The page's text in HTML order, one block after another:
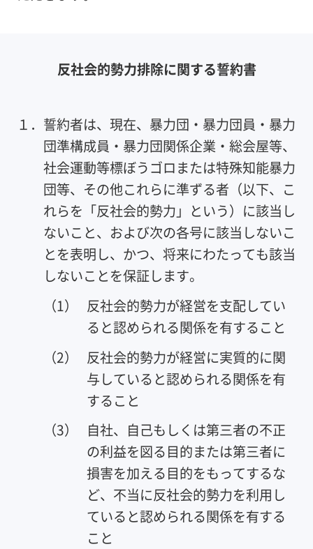
反社会的勢力排除に関する誓約書
１． 誓約者は、現在、暴力団・暴力団員・暴力
団準構成員・暴力団関係企業・総会屋等、
社会運動等標ぼうゴロまたは特殊知能暴力
団等、その他これらに準ずる者（以下、こ
れらを「反社会的勢力」という）に該当し
ないこと、および次の各号に該当しないこ
とを表明し、かつ、将来にわたっても該当
しないことを保証します。
（1）
反社会的勢力が経営を支配してい
ると認められる関係を有すること
（2）
反社会的勢力が経営に実質的に関
与していると認められる関係を有
すること
（3）
自社、自己もしくは第三者の不正
の利益を図る目的または第三者に
損害を加える目的をもってするな
ど、不当に反社会的勢力を利用し
ていると認められる関係を有する
こと